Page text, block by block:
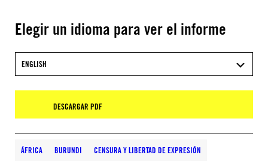
Elegir un idioma para ver el informe
ENGLISH
DESCARGAR PDF
ÁFRICA BURUNDI CENSURA Y LIBERTAD DE EXPRESIÓN